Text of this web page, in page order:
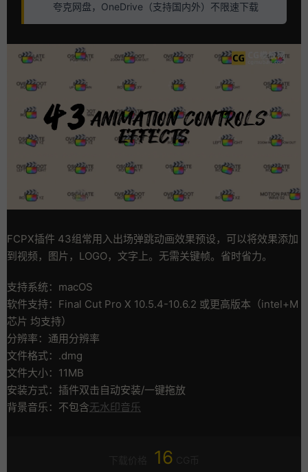
夸克网盘，OneDrive（支持国内外）不限速下载
FCPX插件 43组常用入出场弹跳动画效果预设，可以将效果添加
到视频，图片，LOGO，文字上。无需关键帧。省时省力。
支持系统：macOS
软件支持：Final Cut Pro X 10.5.4-10.6.2 或更高版本（intel+M
芯片 均支持）
分辨率：通用分辨率
文件格式：.dmg
文件大小：11MB
安装方式：插件双击自动安装/一键拖放
背景音乐：不包含无水印音乐
16